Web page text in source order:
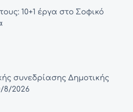
10+1 έργα στο Σοφικό
συνεδρίασης Δημοτικής
8/2026